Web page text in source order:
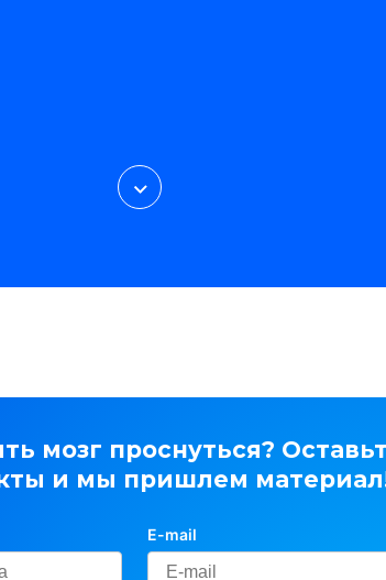
мозг проснуться?
и мы пришлем
E-mail